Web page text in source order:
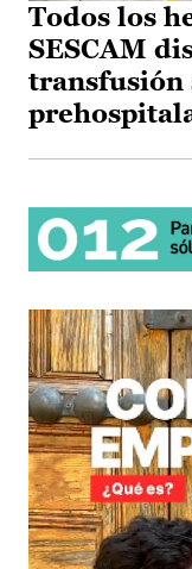
Todos los
SESCAM
transfusión